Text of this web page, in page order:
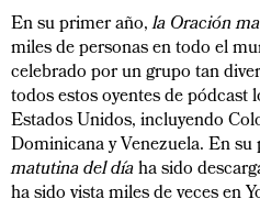
En su primer año,la Oración
miles de personas en todo el
celebrado por un grupo tan
todos estos oyentes de pódcast
Estados Unidos, incluyendo
Dominicana y Venezuela. En
matutina del díaha sido
ha sido vista miles de veces en